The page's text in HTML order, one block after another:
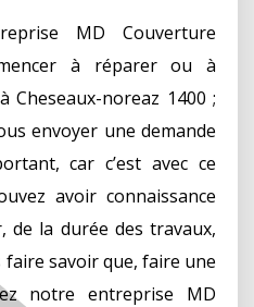
MD Couverture
à réparer ou à
Cheseaux-noreaz 1400 ;
envoyer une demande
car c’est avec ce
avoir connaissance
de la durée des travaux,
savoir que, faire une
notre entreprise MD